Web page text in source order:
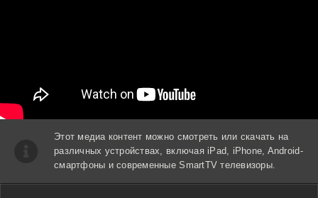
Этот медиа контент можно смотреть или скачать на
различных устройствах, включая iPad, iPhone, Android-
смартфоны и современные SmartTV телевизоры.